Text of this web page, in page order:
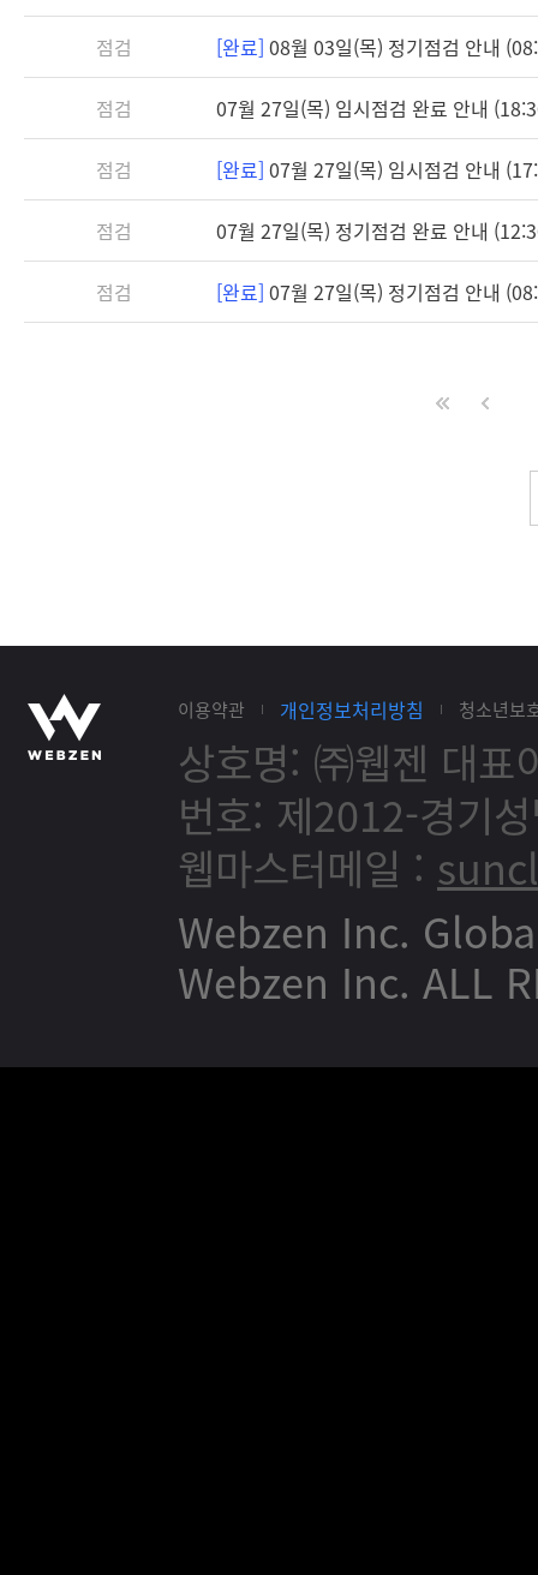
점검 [완료] 08월 03일(목) 정기점검 안내
점검 07월 27일(목) 임시점검 완료 안내
점검 [완료] 07월 27일(목) 임시점검 안내
점검 07월 27일(목) 정기점검 완료 안내
점검 [완료] 07월 27일(목) 정기점검 안내
이용약관 개인정보처리방침 청소년보
상호명: ㈜웹젠 대표
번호: 제2012-경기
웹마스터메일 :
Webzen Inc.
Webzen Inc. ALL